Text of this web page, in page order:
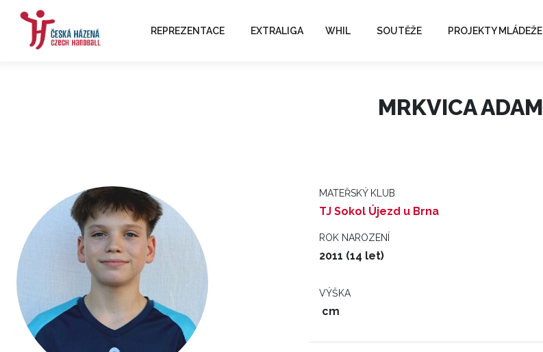
REPREZENTACE EXTRALIGA WHIL SOUTĚŽE PROJEKTY MLÁDEŽE
MRKVICA ADAM
MATEŘSKÝ KLUB
TJ Sokol Újezd u Brna
ROK NAROZENÍ
2011 (14 let)
VÝŠKA
cm